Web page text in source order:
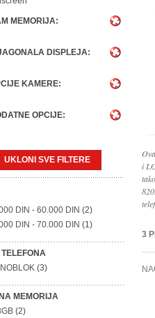
MEMORIJA:
DISPLEJA:
KAMERE:
OPCIJE:
UKLONI SVE FILTERE
DIN - 60.000 DIN (2)
DIN - 70.000 DIN (1)
(3)
MEMORIJA
(2)
i
3